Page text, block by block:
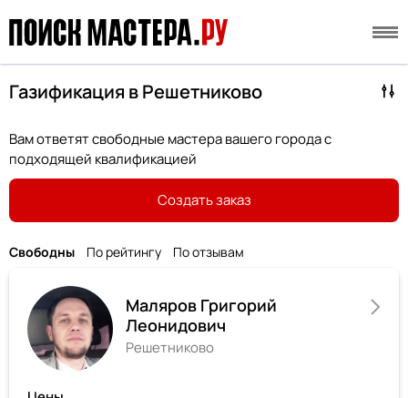
Газификация в Решетниково
Вам ответят свободные мастера вашего города с
подходящей квалификацией
Создать заказ
Свободны По рейтингу По отзывам
Маляров Григорий
Леонидович
Решетниково